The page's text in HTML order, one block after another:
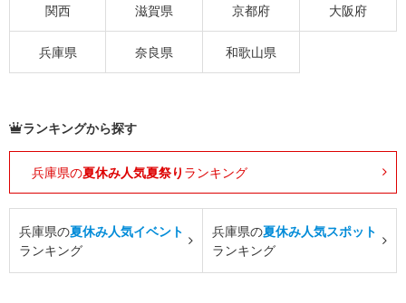
関西 滋賀県 京都府 大阪府
兵庫県 奈良県 和歌山県
ランキングから探す
兵庫県の夏休み人気夏祭り ランキング
兵庫県の夏休み人気イベント
ランキング
兵庫県の夏休み人気スポット
ランキング